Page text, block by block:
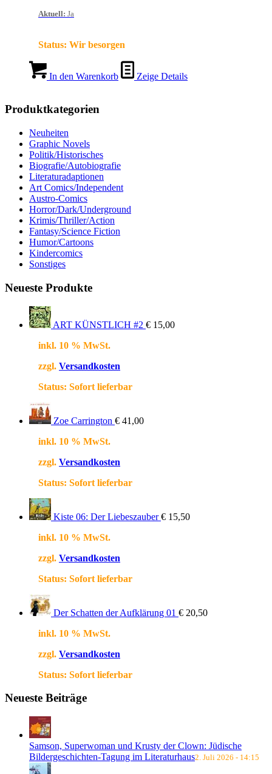
Aktuell: Ja
Status: Wir besorgen
In den Warenkorb Zeige Details
Produktkategorien
Neuheiten
Graphic Novels
Politik/Historisches
Biografie/Autobiografie
Literaturadaptionen
Art Comics/Independent
Austro-Comics
Horror/Dark/Underground
Krimis/Thriller/Action
Fantasy/Science Fiction
Humor/Cartoons
Kindercomics
Sonstiges
Neueste Produkte
ART KÜNSTLICH #2 € 15,00
inkl. 10 % MwSt.
zzgl. Versandkosten
Status: Sofort lieferbar
Zoe Carrington € 41,00
inkl. 10 % MwSt.
zzgl. Versandkosten
Status: Sofort lieferbar
Kiste 06: Der Liebeszauber € 15,50
inkl. 10 % MwSt.
zzgl. Versandkosten
Status: Sofort lieferbar
Der Schatten der Aufklärung 01 € 20,50
inkl. 10 % MwSt.
zzgl. Versandkosten
Status: Sofort lieferbar
Neueste Beiträge
Samson, Superwoman und Krusty der Clown: Jüdische
Bildergeschichten-Tagung im Literaturhaus2. Juli 2026 - 14:15